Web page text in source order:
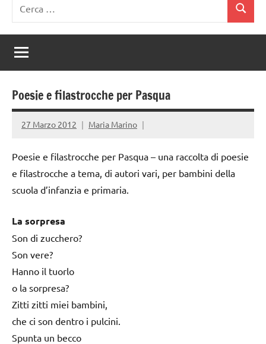
per:
Cerca
Poesie e filastrocche per Pasqua
27 Marzo 2012 Maria Marino
Poesie e filastrocche per Pasqua – una raccolta di poesie
e filastrocche a tema, di autori vari, per bambini della
scuola d’infanzia e primaria.
La sorpresa
Son di zucchero?
Son vere?
Hanno il tuorlo
o la sorpresa?
Zitti zitti miei bambini,
che ci son dentro i pulcini.
Spunta un becco